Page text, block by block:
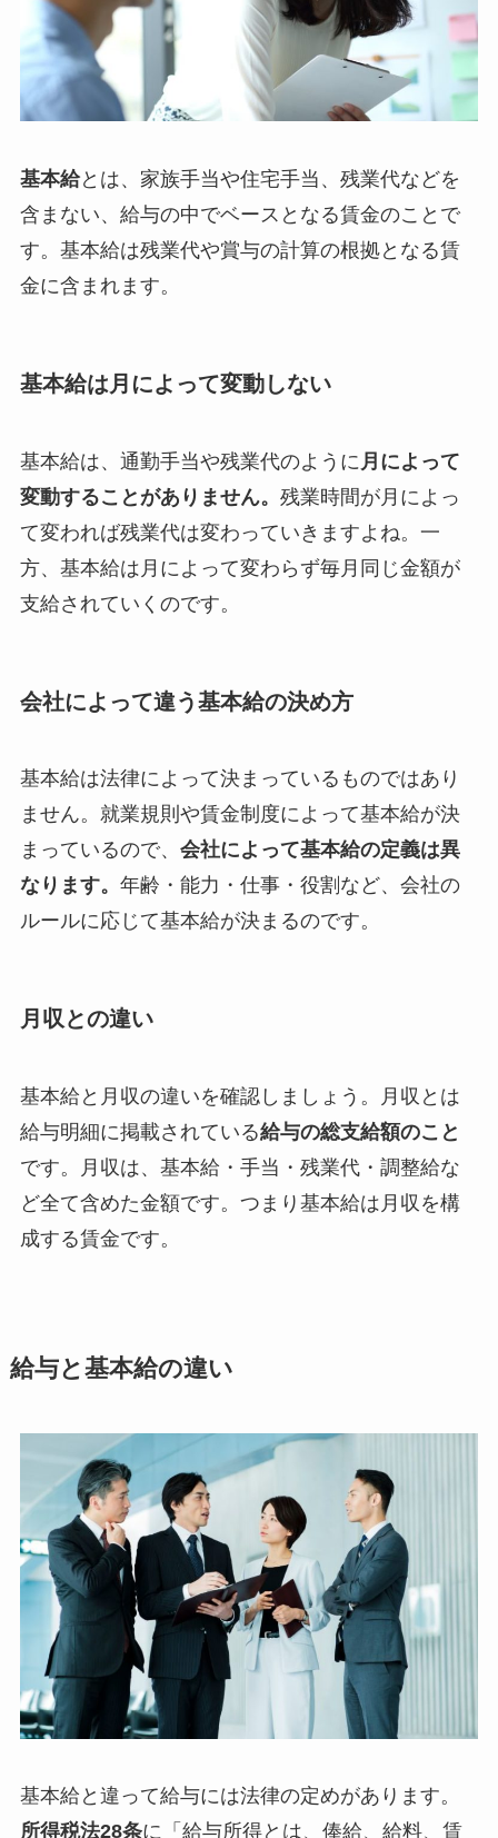
基本給とは、家族手当や住宅手当、残業代などを
含まない、給与の中でベースとなる賃金のことで
す。基本給は残業代や賞与の計算の根拠となる賃
金に含まれます。
基本給は月によって変動しない
基本給は、通勤手当や残業代のように 月によって
変動することがありません。 残業時間が月によっ
て変われば残業代は変わっていきますよね。一
方、基本給は月によって変わらず毎月同じ金額が
支給されていくのです。
会社によって違う基本給の決め方
基本給は法律によって決まっているものではあり
ません。就業規則や賃金制度によって基本給が決
まっているので、 会社によって基本給の定義は異
なります。 年齢・能力・仕事・役割など、会社の
ルールに応じて基本給が決まるのです。
月収との違い
基本給と月収の違いを確認しましょう。月収とは
給与明細に掲載されている給与の総支給額のこと
です。月収は、基本給・手当・残業代・調整給な
ど全て含めた金額です。つまり基本給は月収を構
成する賃金です。
給与と基本給の違い
基本給と違って給与には法律の定めがあります。
所得税法28条に「給与所得とは、俸給、給料、賃